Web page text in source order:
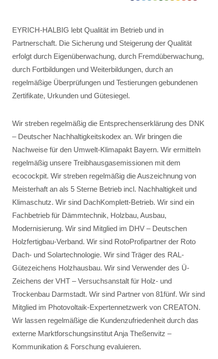
EYRICH-HALBIG lebt Qualität im Betrieb und in
Partnerschaft. Die Sicherung und Steigerung der Qualität
erfolgt durch Eigenüberwachung, durch Fremdüberwachung,
durch Fortbildungen und Weiterbildungen, durch an
regelmäßige Überprüfungen und Testierungen gebundenen
Zertifikate, Urkunden und Gütesiegel.
Wir streben regelmäßig die Entsprechenserklärung des DNK
– Deutscher Nachhaltigkeitskodex an. Wir bringen die
Nachweise für den Umwelt-Klimapakt Bayern. Wir ermitteln
regelmäßig unsere Treibhausgasemissionen mit dem
ecocockpit. Wir streben regelmäßig die Auszeichnung von
Meisterhaft an als 5 Sterne Betrieb incl. Nachhaltigkeit und
Klimaschutz. Wir sind DachKomplett-Betrieb. Wir sind ein
Fachbetrieb für Dämmtechnik, Holzbau, Ausbau,
Modernisierung. Wir sind Mitglied im DHV – Deutschen
Holzfertigbau-Verband. Wir sind RotoProfipartner der Roto
Dach- und Solartechnologie. Wir sind Träger des RAL-
Gütezeichens Holzhausbau. Wir sind Verwender des Ü-
Zeichens der VHT – Versuchsanstalt für Holz- und
Trockenbau Darmstadt. Wir sind Partner von 81fünf. Wir sind
Mitglied im Photovoltaik-Expertennetzwerk von CREATON.
Wir lassen regelmäßige die Kundenzufriedenheit durch das
externe Marktforschungsinstitut Anja Theßenvitz –
Kommunikation & Forschung evaluieren.